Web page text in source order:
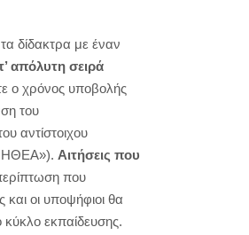
δίδακτρα με έναν
απόλυτη σειρά
ο χρόνος υποβολής
του
αντίστοιχου
Αιτήσεις που
που
και οι υποψήφιοι θα
εκπαίδευσης.